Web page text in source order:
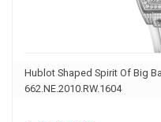
Hublot Shaped Spirit Of Big
662.NE.2010.RW.1604